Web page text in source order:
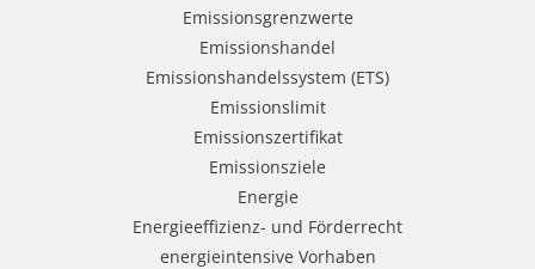
Emissionsgrenzwerte
Emissionshandel
Emissionshandelssystem (ETS)
Emissionslimit
Emissionszertifikat
Emissionsziele
Energie
Energieeffizienz- und Förderrecht
energieintensive Vorhaben